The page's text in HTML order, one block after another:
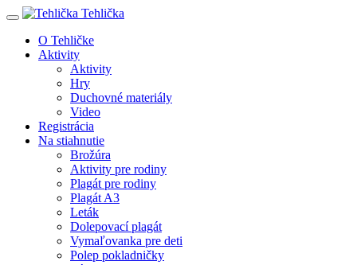
Tehlička
O Tehličke
Aktivity
Aktivity
Hry
Duchovné materiály
Video
Registrácia
Na stiahnutie
Brožúra
Aktivity pre rodiny
Plagát pre rodiny
Plagát A3
Leták
Dolepovací plagát
Vymaľovanka pre deti
Polep pokladničky